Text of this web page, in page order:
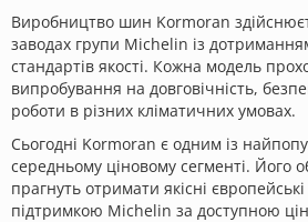
Виробництво шин Kormoran
заводах групи Michelin із
стандартів якості. Кожна модель
випробування на довговічність,
роботи в різних кліматичних умовах.
Сьогодні Kormoran є одним із
середньому ціновому сегменті. Його
прагнуть отримати якісні
підтримкою Michelin за доступною